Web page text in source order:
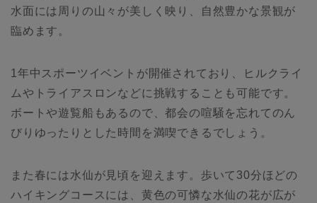
水面には周りの山々が美しく映り、自然豊かな景観が
臨めます。
1年中スポーツイベントが開催されており、ヒルクライ
ムやトライアスロンなどに挑戦することも可能です。
ボートや遊覧船もあるので、都会の喧騒を忘れてのん
びりゆったりとした時間を満喫できるでしょう。
また春には水仙が見頃を迎えます。歩いて30分ほどの
ハイキングコースには、黄色の可憐な水仙の花が広が